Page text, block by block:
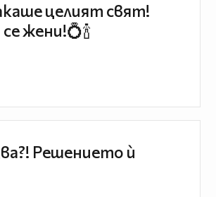
целият свят!
жени!💍🍾
Решението ѝ